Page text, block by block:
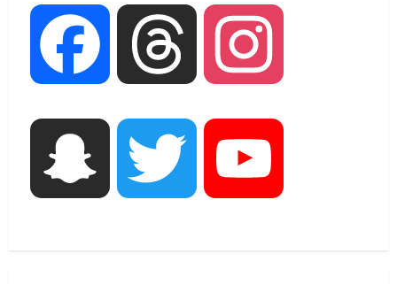
Facebook Threads
Snapchat Twitter
UTTARAKHAND NEWS
जिलाधिकारी/जिला निर्वाचन अधिकारी ने
सहसपुर विधानसभा क्षेत्र के पोलिंग बूथों का
August 6, 2026
UTTARAKHAND NEWS
तीलू रौतेली पुरस्कार के लिए 13 वीरांगनाओं का
चयन : रेखा आर्या